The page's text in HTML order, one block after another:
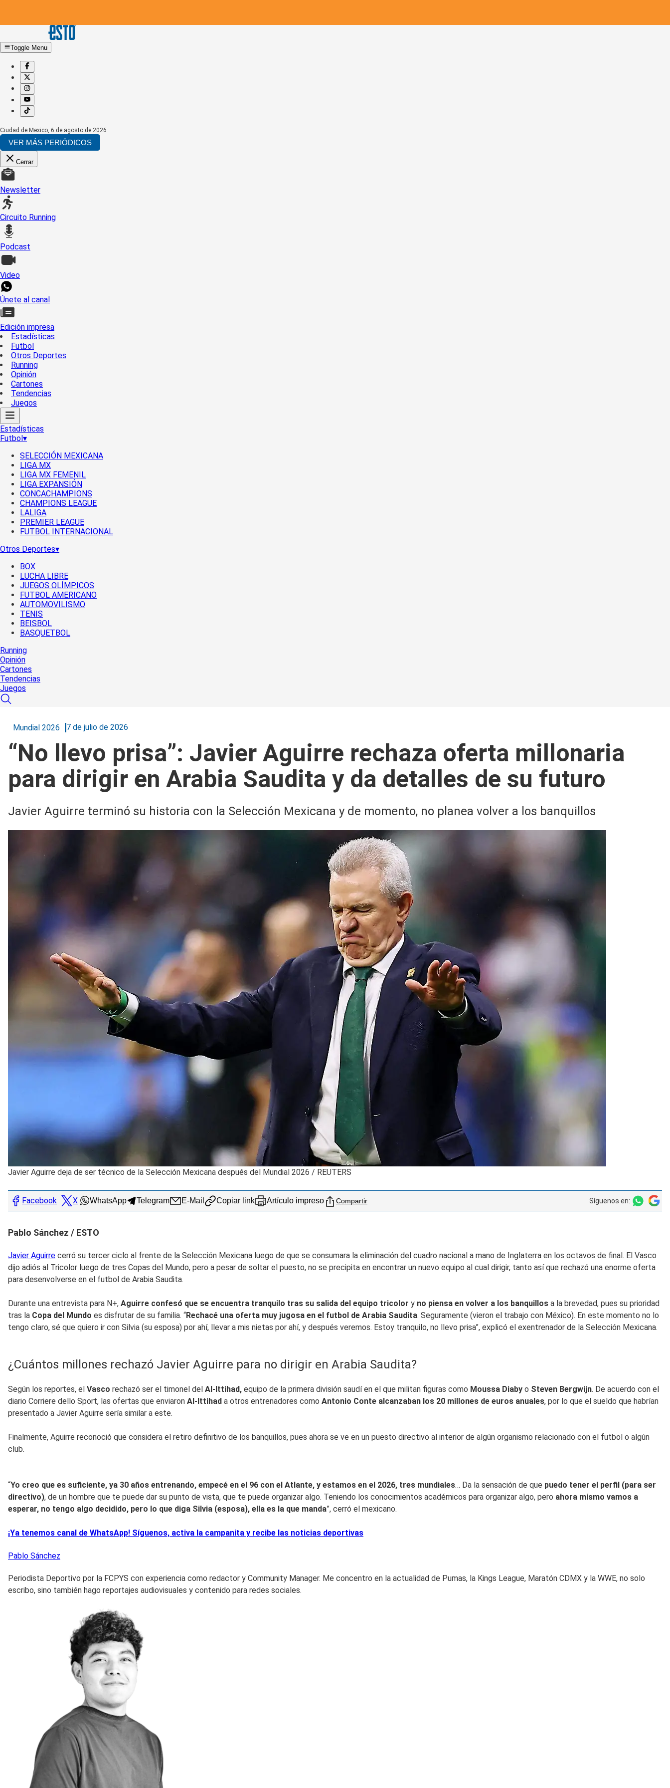
Toggle Menu
Ciudad de Mexico, 6 de agosto de 2026
VER MÁS PERIÓDICOS
Cerrar
Newsletter
Circuito Running
Podcast
Video
Únete al canal
Edición impresa
Estadísticas
Futbol
Otros Deportes
Running
Opinión
Cartones
Tendencias
Juegos
Estadísticas
Futbol▾
SELECCIÓN MEXICANA
LIGA MX
LIGA MX FEMENIL
LIGA EXPANSIÓN
CONCACHAMPIONS
CHAMPIONS LEAGUE
LALIGA
PREMIER LEAGUE
FUTBOL INTERNACIONAL
Otros Deportes▾
BOX
LUCHA LIBRE
JUEGOS OLÍMPICOS
FUTBOL AMERICANO
AUTOMOVILISMO
TENIS
BEISBOL
BASQUETBOL
Running
Opinión
Cartones
Tendencias
Juegos
Mundial 2026 7 de julio de 2026
“No llevo prisa”: Javier Aguirre rechaza oferta millonaria
para dirigir en Arabia Saudita y da detalles de su futuro
Javier Aguirre terminó su historia con la Selección Mexicana y de momento, no planea volver a los banquillos
Javier Aguirre deja de ser técnico de la Selección Mexicana después del Mundial 2026 / REUTERS
Facebook X WhatsApp Telegram E-Mail Copiar link Artículo impreso Compartir Síguenos en:
Pablo Sánchez / ESTO
Javier Aguirre cerró su tercer ciclo al frente de la Selección Mexicana luego de que se consumara la eliminación del cuadro nacional a mano de Inglaterra en los octavos de final. El Vasco
dijo adiós al Tricolor luego de tres Copas del Mundo, pero a pesar de soltar el puesto, no se precipita en encontrar un nuevo equipo al cual dirigir, tanto así que rechazó una enorme oferta
para desenvolverse en el futbol de Arabia Saudita.
Durante una entrevista para N+, Aguirre confesó que se encuentra tranquilo tras su salida del equipo tricolor y no piensa en volver a los banquillos a la brevedad, pues su prioridad
tras la Copa del Mundo es disfrutar de su familia. “Rechacé una oferta muy jugosa en el futbol de Arabia Saudita. Seguramente (vieron el trabajo con México). En este momento no lo
tengo claro, sé que quiero ir con Silvia (su esposa) por ahí, llevar a mis nietas por ahí, y después veremos. Estoy tranquilo, no llevo prisa”, explicó el exentrenador de la Selección Mexicana.
¿Cuántos millones rechazó Javier Aguirre para no dirigir en Arabia Saudita?
Según los reportes, el Vasco rechazó ser el timonel del Al-Ittihad, equipo de la primera división saudí en el que militan figuras como Moussa Diaby o Steven Bergwijn. De acuerdo con el
diario Corriere dello Sport, las ofertas que enviaron Al-Ittihad a otros entrenadores como Antonio Conte alcanzaban los 20 millones de euros anuales, por lo que el sueldo que habrían
presentado a Javier Aguirre sería similar a este.
Finalmente, Aguirre reconoció que considera el retiro definitivo de los banquillos, pues ahora se ve en un puesto directivo al interior de algún organismo relacionado con el futbol o algún
club.
“Yo creo que es suficiente, ya 30 años entrenando, empecé en el 96 con el Atlante, y estamos en el 2026, tres mundiales… Da la sensación de que puedo tener el perfil (para ser
directivo), de un hombre que te puede dar su punto de vista, que te puede organizar algo. Teniendo los conocimientos académicos para organizar algo, pero ahora mismo vamos a
esperar, no tengo algo decidido, pero lo que diga Silvia (esposa), ella es la que manda”, cerró el mexicano.
¡Ya tenemos canal de WhatsApp! Síguenos, activa la campanita y recibe las noticias deportivas
Pablo Sánchez
Periodista Deportivo por la FCPYS con experiencia como redactor y Community Manager. Me concentro en la actualidad de Pumas, la Kings League, Maratón CDMX y la WWE, no solo
escribo, sino también hago reportajes audiovisuales y contenido para redes sociales.